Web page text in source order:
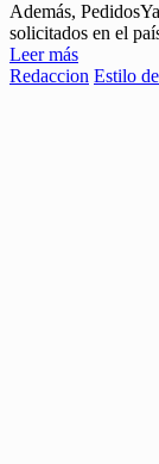
Además,
solicitados en el
Leer más
Redaccion Estilo